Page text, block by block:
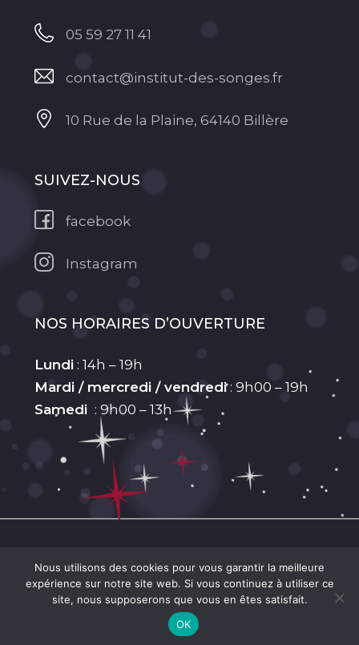
Voir Le Panier Commander
05 59 27 11 41
contact@institut-des-songes.fr
10 Rue de la Plaine, 64140 Billère
SUIVEZ-NOUS
facebook
Instagram
NOS HORAIRES D’OUVERTURE
Lundi: 14h – 19h
Mardi / mercredi / vendredi: 9h00 – 19h
Samedi : 9h00 – 13h
© 2026 L'institut des Songes. Tous droits
réservés. CréationAtelier Com'Personne|
Mentions légales| CGV
Nous utilisons des cookies pour vous garantir la meilleure
expérience sur notre site web. Si vous continuez à utiliser ce
site, nous supposerons que vous en êtes satisfait.
OK